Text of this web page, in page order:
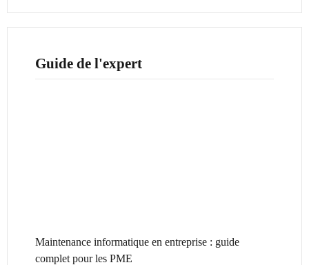
Guide de l'expert
Maintenance informatique en entreprise : guide
complet pour les PME